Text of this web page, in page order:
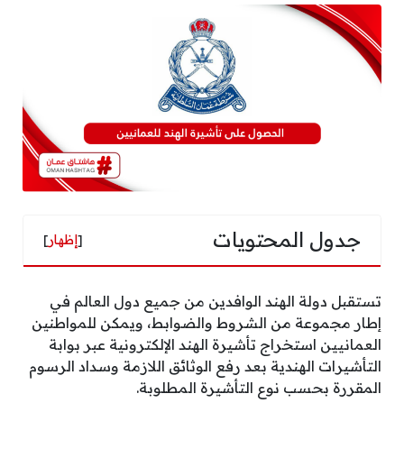
جدول المحتويات [إظهار]
تستقبل دولة الهند الوافدين من جميع دول العالم في
إطار مجموعة من الشروط والضوابط، ويمكن للمواطنين
العمانيين استخراج تأشيرة الهند الإلكترونية عبر بوابة
التأشيرات الهندية بعد رفع الوثائق اللازمة وسداد الرسوم
المقررة بحسب نوع التأشيرة المطلوبة.